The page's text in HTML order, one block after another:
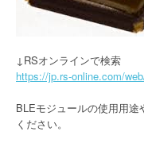
↓RSオンラインで検索
https://jp.rs-online.com/
BLEモジュールの使用用
ください。